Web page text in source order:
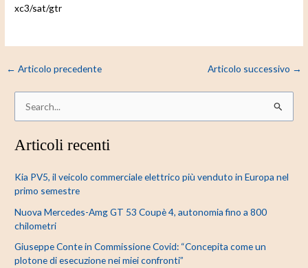
xc3/sat/gtr
← Articolo precedente Articolo successivo →
r
a
Articoli recenti
Kia PV5, il veicolo commerciale elettrico più venduto in Europa nel
primo semestre
Nuova Mercedes-Amg GT 53 Coupè 4, autonomia fino a 800
chilometri
Giuseppe Conte in Commissione Covid: “Concepita come un
plotone di esecuzione nei miei confronti”